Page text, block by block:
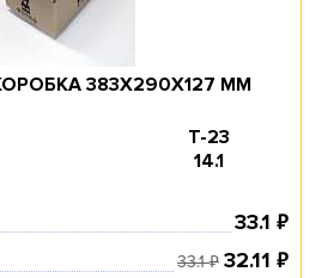
383Х290Х127 ММ
Т-23
14.1
33.1 ₽
33.1₽ 32.11 ₽